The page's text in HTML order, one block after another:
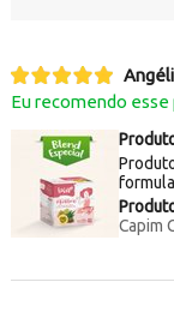
Eu recomendo esse
Capim